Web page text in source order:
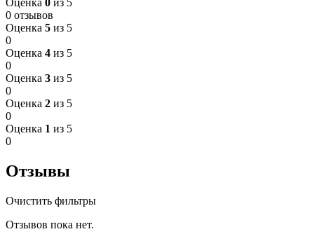
0 отзывов
Оценка 5 из 5
0
Оценка 4 из 5
0
Оценка 3 из 5
0
Оценка 2 из 5
0
Оценка 1 из 5
0
Отзывы
Очистить фильтры
Отзывов пока нет.